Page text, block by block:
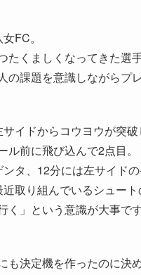
FC。
たくましくなってきた選
の課題を意識しながらプ
イドからコウヨウが突
ル前に飛び込んで2点目。
タ、12分には左サイド
取り組んでいるシュー
く」という意識が大事です
も決定機を作ったのに決